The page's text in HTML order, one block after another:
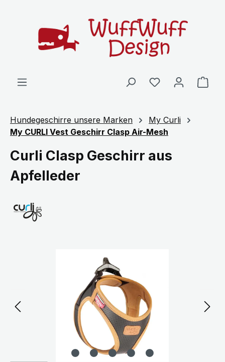
Hundegeschirre unsere Marken
My Curli
My CURLI Vest Geschirr Clasp Air-Mesh
Curli Clasp Geschirr aus
Apfelleder
Bildergalerie überspringen